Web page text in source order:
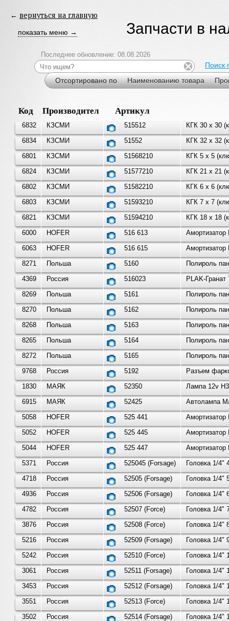
показать меню →
← вернуться на главную
Запчасти в
Последнее обновление: 08.08.2026
Отсортировано по Наименованию товара
Поиск
Код Производитель Артикул
6832 КЗСМИ 515512
КГК 30 х 30
6834
КЗСМИ 51552
КГК 32 х 32
6801
КЗСМИ 51568210
КГК 5 х 5
6824
КЗСМИ 51577210
КГК 21 х 21
6802
КЗСМИ 51582210
КГК 6 х 6
6803
КЗСМИ 51593210
КГК 7 х 7
6821
КЗСМИ 51594210
КГК 18 х 18
6000
HOFER 516 613
Амортизатор
6063
HOFER 516 615
Амортизатор
8271
Польша 5160
Полироль
4369
Россия 516023
РLAK-
8269
Польша 5161
Полироль
8270
Польша 5162
Полироль
8268
Польша 5163
Полироль
8265
Польша 5164
Полироль
8272
Польша 5165
Полироль
9768
Россия 5192
Разъем
1830
МАЯК 52350
Лампа 12v
6915
МАЯК 52425
Автолампа
5058
HOFER 525 441
Амортизатор
5052
HOFER 525 445
Амортизатор
5044
HOFER 525 447
Амортизатор
5371
Россия 525045 (Forsage)
Головка 1/4"
4718
Россия 52505 (Forsage)
Головка 1/4"
4936
Россия 52506 (Forsage)
Головка 1/4"
4782
Россия 52507 (Force)
Головка 1/4"
3876
Россия 52508 (Force)
Головка 1/4"
5216
Россия 52509 (Forsage)
Головка 1/4"
5242
Россия 52510 (Force)
Головка 1/4"
3061
Россия 52511 (Forsage)
Головка 1/4"
3453
Россия 52512 (Forsage)
Головка 1/4"
3551
Россия 52513 (Force)
Головка 1/4"
3502
Россия 52514 (Forsage)
Головка 1/4"